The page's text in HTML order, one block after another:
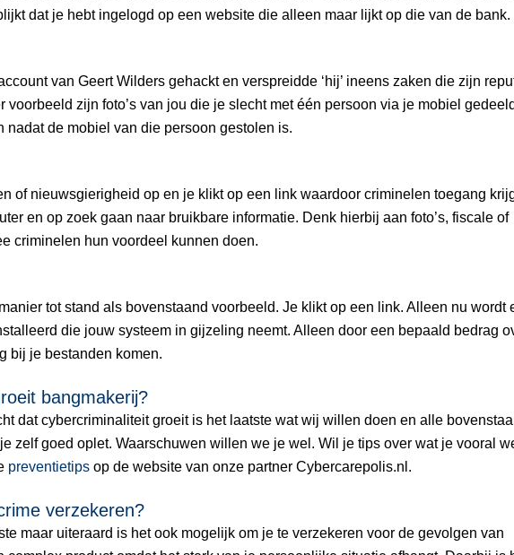
dat je hebt ingelogd op een website die alleen maar lijkt op die van de bank.
van Geert Wilders gehackt en verspreidde ‘hij’ ineens zaken die zijn
voorbeeld zijn foto’s van jou die je slecht met één persoon via je mobiel gedeeld
nadat de mobiel van die persoon gestolen is.
of nieuwsgierigheid op en je klikt op een link waardoor criminelen toegang
en op zoek gaan naar bruikbare informatie. Denk hierbij aan foto’s, fiscale of
criminelen hun voordeel kunnen doen.
tot stand als bovenstaand voorbeeld. Je klikt op een link. Alleen nu wordt
die jouw systeem in gijzeling neemt. Alleen door een bepaald bedrag
bij je bestanden komen.
bangmakerij?
dat cybercriminaliteit groeit is het laatste wat wij willen doen en alle
zelf goed oplet. Waarschuwen willen we je wel. Wil je tips over wat je vooral
preventietips op de website van onze partner Cybercarepolis.nl.
verzekeren?
maar uiteraard is het ook mogelijk om je te verzekeren voor de gevolgen van